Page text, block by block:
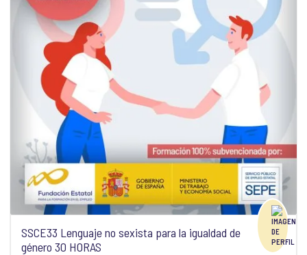
SSCE33 Lenguaje no sexista para la igualdad de
género 30 HORAS